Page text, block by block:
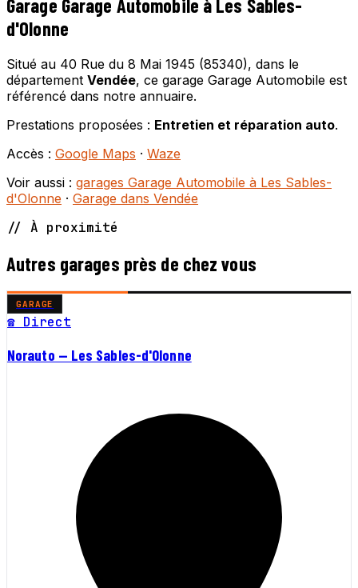
Garage Garage Automobile à Les Sables-
d'Olonne
Situé au 40 Rue du 8 Mai 1945 (85340), dans le
département Vendée, ce garage Garage Automobile est
référencé dans notre annuaire.
Prestations proposées : Entretien et réparation auto.
Accès : Google Maps · Waze
Voir aussi : garages Garage Automobile à Les Sables-
d'Olonne · Garage dans Vendée
// À proximité
Autres garages près de chez vous
GARAGE
☎ Direct
Norauto — Les Sables-d'Olonne